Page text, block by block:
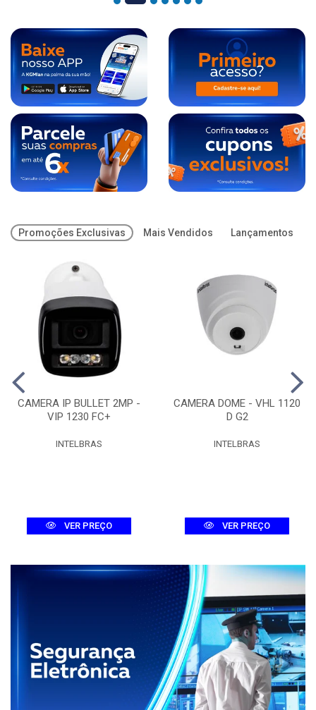
Promoções Exclusivas Mais Vendidos Lançamentos
CAMERA IP BULLET 2MP -
VIP 1230 FC+
INTELBRAS
VER PREÇO
CAMERA DOME - VHL 1120
D G2
INTELBRAS
VER PREÇO